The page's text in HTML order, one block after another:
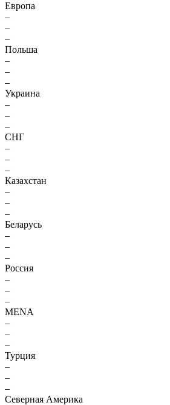
Европа
–
–
–
Польша
–
–
–
Украина
–
–
–
СНГ
–
–
–
Казахстан
–
–
–
Беларусь
–
–
–
Россия
–
–
–
MENA
–
–
–
Турция
–
–
–
Северная Америка